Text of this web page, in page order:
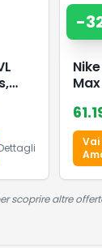
-
Vai
scoprire altre